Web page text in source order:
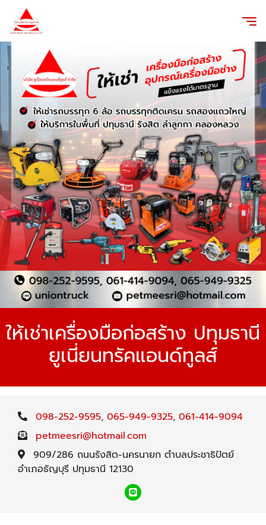
ให้เช่าเครื่องมือก่อสร้าง ปทุมธานี
ยูเนี่ยนทรัคแอนด์ทูลส์
098-252-9595, 065-949-9325, 061-414-9094
petmeesri@hotmail.com
909/286 ถนนรังสิต-นครนายก ตำบลประชาธิปัตย์
อำเภอธัญบุรี ปทุมธานี 12130